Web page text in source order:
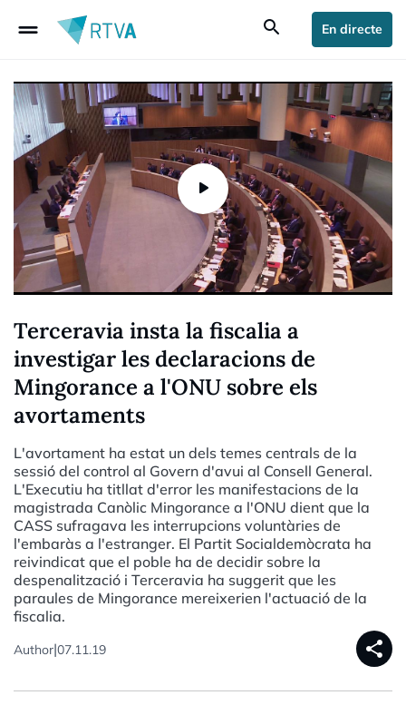
drag_handle search En directe
Terceravia insta la fiscalia a
investigar les declaracions de
Mingorance a l'ONU sobre els
avortaments
L'avortament ha estat un dels temes centrals de la
sessió del control al Govern d'avui al Consell General.
L'Executiu ha titllat d'error les manifestacions de la
magistrada Canòlic Mingorance a l'ONU dient que la
CASS sufragava les interrupcions voluntàries de
l'embaràs a l'estranger. El Partit Socialdemòcrata ha
reivindicat que el poble ha de decidir sobre la
despenalització i Terceravia ha suggerit que les
paraules de Mingorance mereixerien l'actuació de la
fiscalia.
Author|07.11.19 share